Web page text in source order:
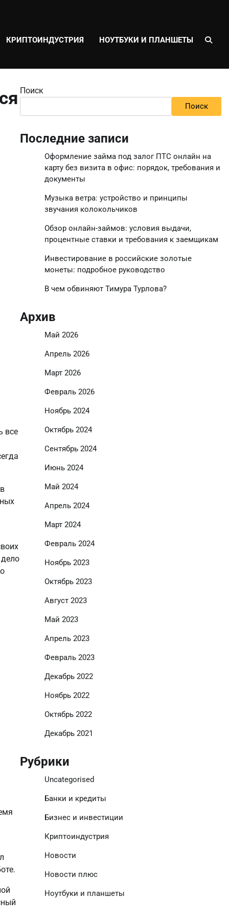
КРИПТОИНДУСТРИЯ НОУТБУКИ И ПЛАНШЕТЫ
все
Поиск
Поиск
Последние записи
Оформление займа под залог ПТС онлайн на
карту без визита в офис: порядок, требования и
документы
Музыка ветра: устройство и принципы
звучания колокольчиков
Обзор онлайн-займов: условия выдачи,
процентные ставки и требования к заемщикам
Инвестирование в российские золотые
монеты: подробное руководство
В чем обвиняют Тимура Турлова?
Архив
Май 2026
Апрель 2026
Март 2026
Февраль 2026
Ноябрь 2024
Октябрь 2024
Сентябрь 2024
Июнь 2024
Май 2024
Апрель 2024
Март 2024
Февраль 2024
Ноябрь 2023
Октябрь 2023
Август 2023
Май 2023
Апрель 2023
Февраль 2023
Декабрь 2022
Ноябрь 2022
Октябрь 2022
Декабрь 2021
Рубрики
Uncategorised
Банки и кредиты
Бизнес и инвестиции
Криптоиндустрия
Новости
Новости плюс
Ноутбуки и планшеты